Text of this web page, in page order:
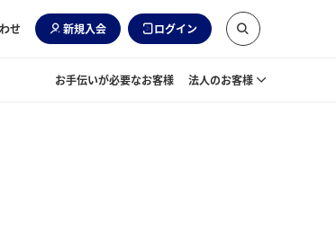
せ 新規入会 ログイン
お手伝いが必要なお客様 法人のお客様